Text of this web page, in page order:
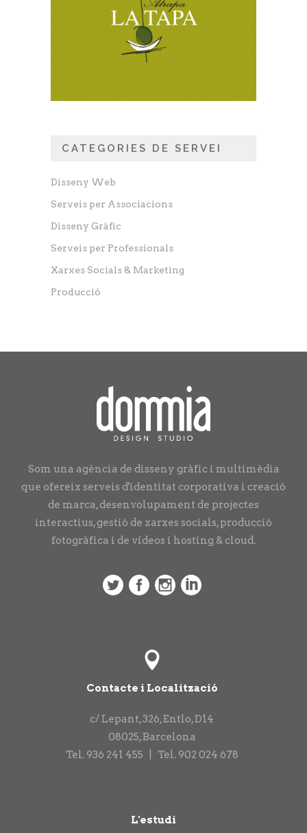
CATEGORIES DE SERVEI
Disseny Web
Serveis per Associacions
Disseny Gràfic
Serveis per Professionals
Xarxes Socials & Marketing
Producció
Som una agència de disseny gràfic i multimèdia
que ofereix serveis d'identitat corporativa i creació
de marca, desenvolupament de projectes
interactius, gestió de xarxes socials, producció
fotogràfica i de vídeos i hosting & cloud.
Contacte i Localització
c/ Lepant, 326, Entlo, D14
08025,Barcelona
Tel. 936 241 455 Tel. 902 024 678
L'estudi